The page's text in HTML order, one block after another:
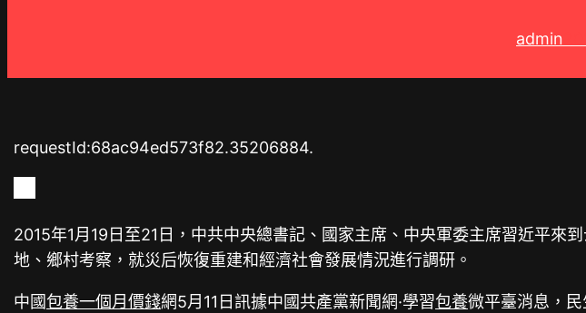
admin
requestId:68ac94ed573f82.35206884.
2015年1月19日至21日，中共中央總書記、國家主席、中央軍委主席習近平來
地、鄉村考察，就災后恢復重建和經濟社會發展情況進行調研。
中國包養一個月價錢網5月11日訊據中國共產黨新聞網·學習包養微平臺消息，